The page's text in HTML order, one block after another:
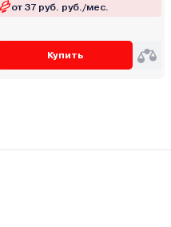
от 37 руб. руб./мес.
Купить